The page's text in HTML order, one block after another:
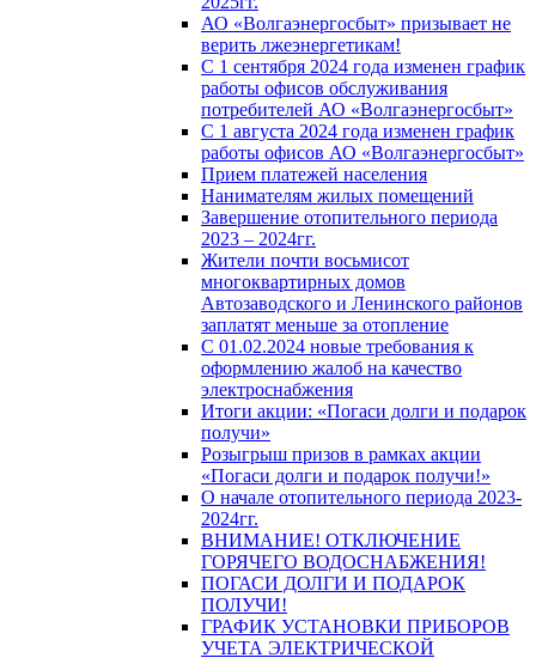
АО «Волгаэнергосбыт» призывает не
верить лжеэнергетикам!
С 1 сентября 2024 года изменен график
работы офисов обслуживания
потребителей АО «Волгаэнергосбыт»
С 1 августа 2024 года изменен график
работы офисов АО «Волгаэнергосбыт»
Прием платежей населения
Нанимателям жилых помещений
Завершение отопительного периода
2023 – 2024гг.
Жители почти восьмисот
многоквартирных домов
Автозаводского и Ленинского районов
заплатят меньше за отопление
С 01.02.2024 новые требования к
оформлению жалоб на качество
электроснабжения
Итоги акции: «Погаси долги и подарок
получи»
Розыгрыш призов в рамках акции
«Погаси долги и подарок получи!»
О начале отопительного периода 2023-
2024гг.
ВНИМАНИЕ! ОТКЛЮЧЕНИЕ
ГОРЯЧЕГО ВОДОСНАБЖЕНИЯ!
ПОГАСИ ДОЛГИ И ПОДАРОК
ПОЛУЧИ!
ГРАФИК УСТАНОВКИ ПРИБОРОВ
УЧЕТА ЭЛЕКТРИЧЕСКОЙ